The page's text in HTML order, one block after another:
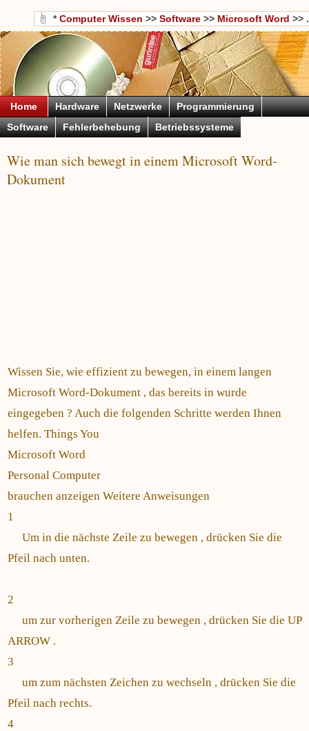
*Computer Wissen >> Software >> Microsoft Word >> .
Home Hardware Netzwerke
Programmierung
Software
Fehlerbehebung Betriebssysteme
Wie man sich bewegt in einem Microsoft Word-
Dokument
Wissen Sie, wie effizient zu bewegen, in einem langen
Microsoft Word-Dokument , das bereits in wurde
eingegeben ? Auch die folgenden Schritte werden Ihnen
helfen. Things You
Microsoft Word
Personal Computer
brauchen anzeigen Weitere Anweisungen
1
Um in die nächste Zeile zu bewegen , drücken Sie die
Pfeil nach unten.
2
um zur vorherigen Zeile zu bewegen , drücken Sie die UP
ARROW .
3
um zum nächsten Zeichen zu wechseln , drücken Sie die
Pfeil nach rechts.
4